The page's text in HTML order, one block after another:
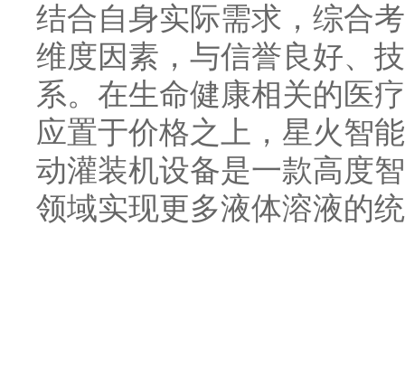
结合自身实际需求，综合
维度因素，与信誉良好、
系。在生命健康相关的医
应置于价格之上，星火智
动灌装机设备是一款高度
领域实现更多液体溶液的